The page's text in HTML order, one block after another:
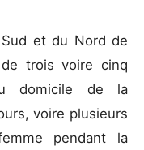
et du Nord de
de trois voire cinq
domicile de la
voire plusieurs
pendant la